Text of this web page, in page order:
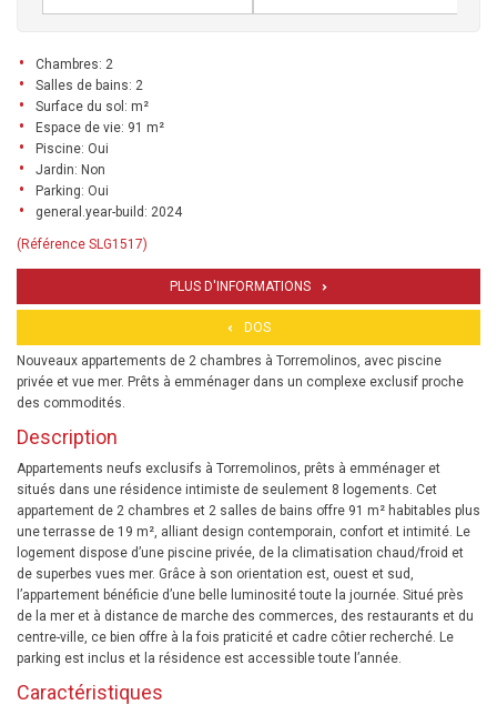
Chambres: 2
Salles de bains: 2
Surface du sol: m²
Espace de vie: 91 m²
Piscine: Oui
Jardin: Non
Parking: Oui
general.year-build: 2024
(Référence SLG1517)
PLUS D'INFORMATIONS
DOS
Nouveaux appartements de 2 chambres à Torremolinos, avec piscine
privée et vue mer. Prêts à emménager dans un complexe exclusif proche
des commodités.
Description
Appartements neufs exclusifs à Torremolinos, prêts à emménager et
situés dans une résidence intimiste de seulement 8 logements. Cet
appartement de 2 chambres et 2 salles de bains offre 91 m² habitables plus
une terrasse de 19 m², alliant design contemporain, confort et intimité. Le
logement dispose d’une piscine privée, de la climatisation chaud/froid et
de superbes vues mer. Grâce à son orientation est, ouest et sud,
l’appartement bénéficie d’une belle luminosité toute la journée. Situé près
de la mer et à distance de marche des commerces, des restaurants et du
centre-ville, ce bien offre à la fois praticité et cadre côtier recherché. Le
parking est inclus et la résidence est accessible toute l’année.
Caractéristiques